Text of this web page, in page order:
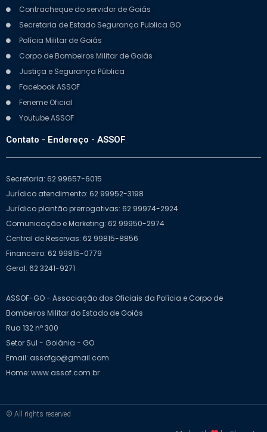
Contracheque do servidor de Goiás
Secretaria de Estado Segurança Publica GO
Polícia Militar de Goiás
Corpo de Bombeiros Militar de Goiás
Justiça e Segurança Pública
Facebook ASSOF
Feneme Oficial
Youtube ASSOF
Contato - Endereço - ASSOF
Secretaria: 62 99657-6015
Jurídico atendimento: 62 99952-3198
Jurídico plantão prerrogativas: 62 99974-2924
Comunicação e Marketing: 62 99950-2974
Central de Reservas: 62 99815-8856
Financeiro: 62 99815-0779
Geral: 62 3241-9271
ASSOF-GO - Associação dos Oficiais da Polícia e Corpo de
Bombeiros Militar do Estado de Goiás
Rua 132 nº 300
Setor Sul - Goiânia - GO
Email: assofgo@gmail.com
Home: www.assof.com.br
© All rights reserved